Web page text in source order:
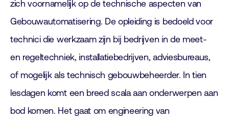
zich voornamelijk op de technische aspecten van
Gebouwautomatisering. De opleiding is bedoeld voor
technici die werkzaam zijn bij bedrijven in de meet-
en regeltechniek, installatiebedrijven, adviesbureaus,
of mogelijk als technisch gebouwbeheerder. In tien
lesdagen komt een breed scala aan onderwerpen aan
bod komen. Het gaat om engineering van